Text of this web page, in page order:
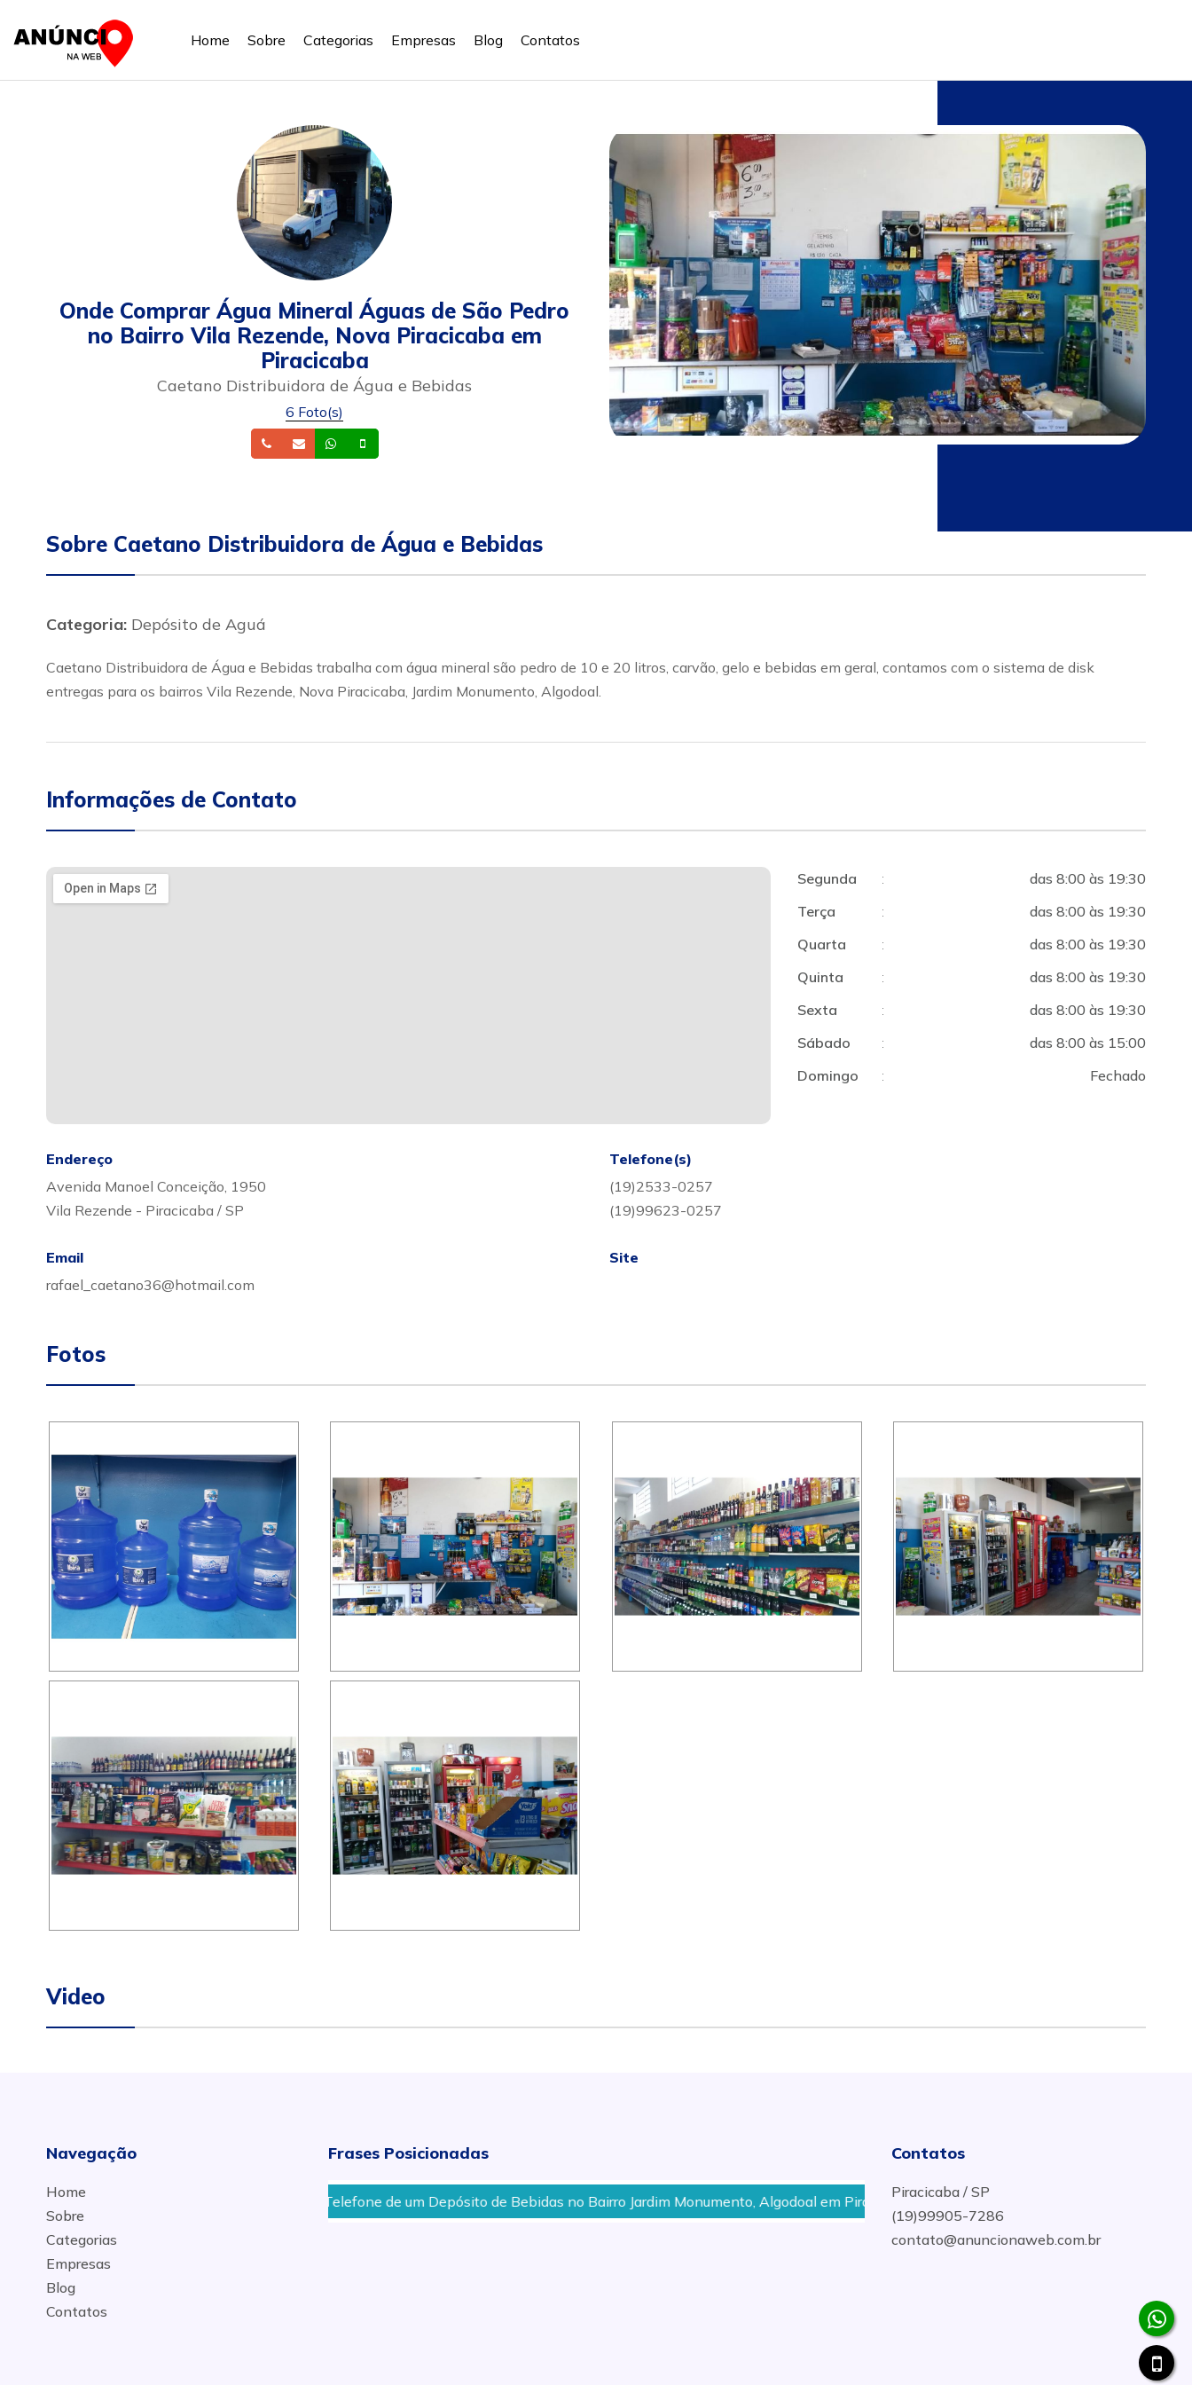
Home Sobre Categorias Empresas Blog Contatos
Onde Comprar Água Mineral Águas de São Pedro
no Bairro Vila Rezende, Nova Piracicaba em
Piracicaba
Caetano Distribuidora de Água e Bebidas
6 Foto(s)
TelefoneEmail Whatsapp
Sobre Caetano Distribuidora de Água e Bebidas
Categoria: Depósito de Aguá
Caetano Distribuidora de Água e Bebidas trabalha com água mineral são pedro de 10 e 20 litros, carvão, gelo e bebidas em geral, contamos com o sistema de disk
entregas para os bairros Vila Rezende, Nova Piracicaba, Jardim Monumento, Algodoal.
Informações de Contato
Segunda :
das 8:00 às 19:30
Terça
:
das 8:00 às 19:30
Quarta
:
das 8:00 às 19:30
Quinta
:
das 8:00 às 19:30
Sexta
:
das 8:00 às 19:30
Sábado
:
das 8:00 às 15:00
Domingo
: Fechado
Endereço
Avenida Manoel Conceição, 1950
Vila Rezende - Piracicaba / SP
Telefone(s)
(19)2533-0257
(19)99623-0257
Email
rafael_caetano36@hotmail.com
Site
Fotos
Video
Navegação
Home
Sobre
Categorias
Empresas
Blog
Contatos
Frases Posicionadas
Telefone de um Depósito de Bebidas no Bairro Jardim Monumento, Algodoal em Piracicaba Disk Entrega De Água Mineral no Bairro
Contatos
Piracicaba / SP
(19)99905-7286
contato@anuncionaweb.com.br